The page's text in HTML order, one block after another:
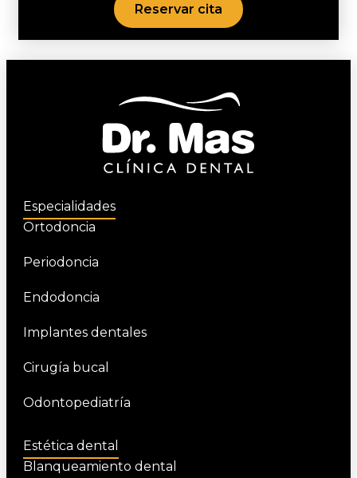
Reservar cita
Especialidades
Ortodoncia
Periodoncia
Endodoncia
Implantes dentales
Cirugía bucal
Odontopediatría
Estética dental
Blanqueamiento dental